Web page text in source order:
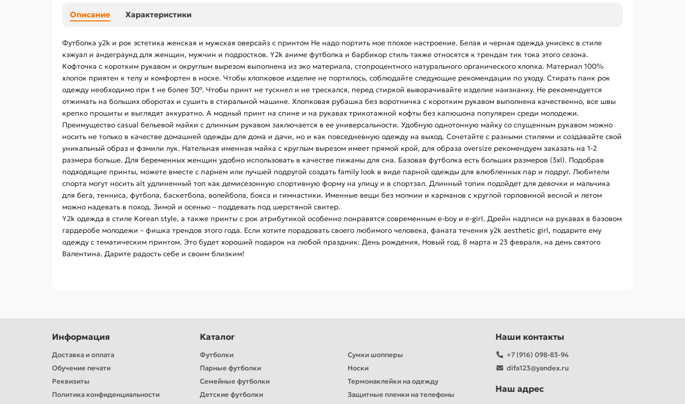
Описание Характеристики
Футболка y2k и рок эстетика женская и мужская оверсайз с принтом Не надо портить мое плохое настроение. Белая и черная одежда унисекс в стиле
кэжуал и андеграунд для женщин, мужчин и подростков. Y2k аниме футболка и барбикор стиль также относятся к трендам тик тока этого сезона.
Кофточка с коротким рукавом и округлым вырезом выполнена из эко материала, стопроцентного натурального органического хлопка. Материал 100%
хлопок приятен к телу и комфортен в носке. Чтобы хлопковое изделие не портилось, соблюдайте следующие рекомендации по уходу. Стирать панк рок
одежду необходимо при t не более 30°. Чтобы принт не тускнел и не трескался, перед стиркой выворачивайте изделие наизнанку. Не рекомендуется
отжимать на больших оборотах и сушить в стиральной машине. Хлопковая рубашка без воротничка с коротким рукавом выполнена качественно, все швы
крепко прошиты и выглядят аккуратно. А модный принт на спине и на рукавах трикотажной кофты без капюшона популярен среди молодежи.
Преимущество casual бельевой майки с длинным рукавом заключается в ее универсальности. Удобную однотонную майку со спущенным рукавом можно
носить не только в качестве домашней одежды для дома и дачи, но и как повседневную одежду на выход. Сочетайте с разными стилями и создавайте свой
уникальный образ и фэмили лук. Нательная именная майка с круглым вырезом имеет прямой крой, для образа oversize рекомендуем заказать на 1-2
размера больше. Для беременных женщин удобно использовать в качестве пижамы для сна. Базовая футболка есть больших размеров (3xl). Подобрав
подходящие принты, можете вместе с парнем или лучшей подругой создать family look в виде парной одежды для влюбленных пар и подруг. Любители
спорта могут носить alt удлиненный топ как демисезонную спортивную форму на улицу и в спортзал. Длинный топик подойдет для девочки и мальчика
для бега, тенниса, футбола, баскетбола, волейбола, бокса и гимнастики. Именные вещи без молнии и карманов с круглой горловиной весной и летом
можно надевать в поход. Зимой и осенью – поддевать под шерстяной свитер.
Y2k одежда в стиле Korean style, а также принты с рок атрибутикой особенно понравятся современным e-boy и e-girl. Дрейн надписи на рукавах в базовом
гардеробе молодежи – фишка трендов этого года. Если хотите порадовать своего любимого человека, фаната течения y2k aesthetic girl, подарите ему
одежду с тематическим принтом. Это будет хороший подарок на любой праздник: День рождения, Новый год, 8 марта и 23 февраля, на день святого
Валентина. Дарите радость себе и своим близким!
Информация
Доставка и оплата
Обучение печати
Реквизиты
Политика конфиденциальности
Каталог
Футболки
Парные футболки
Семейные футболки
Детские футболки
Сумки шопперы
Носки
Термонаклейки на одежду
Защитные пленки на телефоны
Наши контакты
+7 (916) 098-83-94
difa123@yandex.ru
Наш адрес